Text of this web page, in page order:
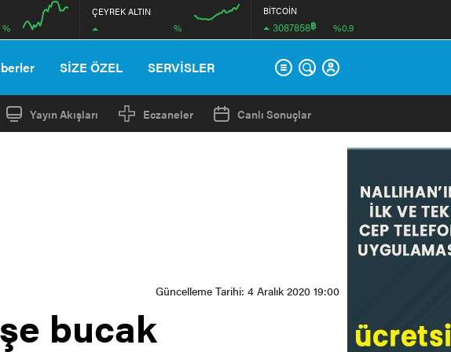
%
ÇEYREK ALTIN
%
BİTCOİN
3087858฿ %0.9
SİZE ÖZEL SERVİSLER
Yayın Akışları Eczaneler Canlı Sonuçlar
Güncelleme Tarihi: 4 Aralık 2020 19:00
bucak